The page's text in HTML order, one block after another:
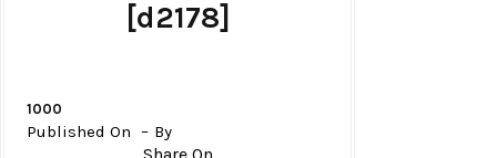
[d2178]
1000
Published On By